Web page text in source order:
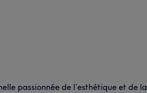
passionnée de l’esthétique et de la